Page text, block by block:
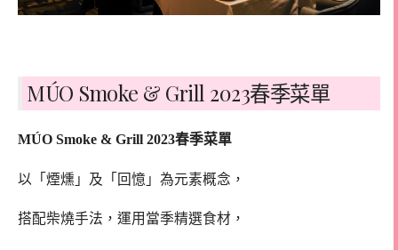
MÚO Smoke & Grill 2023春季菜單
MÚO Smoke & Grill 2023春季菜單
以「煙燻」及「回憶」為元素概念，
搭配柴燒手法，運用當季精選食材，